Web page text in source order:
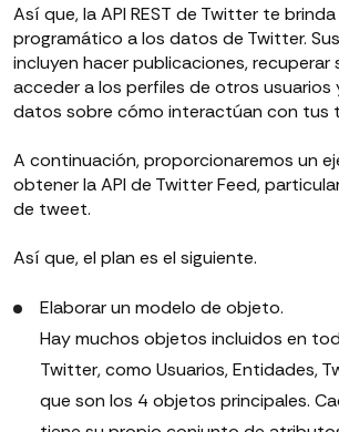
Así que, la API REST de Twitter te
programático a los datos de Twitter.
incluyen hacer publicaciones, recuperar
acceder a los perfiles de otros usuarios
datos sobre cómo interactúan con tus
A continuación, proporcionaremos un
obtener la API de Twitter Feed,
de tweet.
Así que, el plan es el siguiente.
Elaborar un modelo de objeto.
Hay muchos objetos incluidos en
Twitter, como Usuarios, Entidades,
que son los 4 objetos principales.